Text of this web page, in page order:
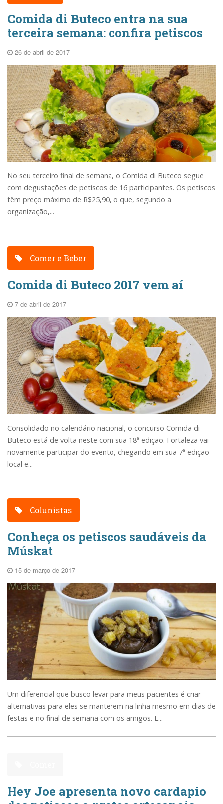
Comida di Buteco entra na sua
terceira semana: confira petiscos
26 de abril de 2017
No seu terceiro final de semana, o Comida di Buteco segue
com degustações de petiscos de 16 participantes. Os petiscos
têm preço máximo de R$25,90, o que, segundo a
organização,...
Comer e Beber
Comida di Buteco 2017 vem aí
7 de abril de 2017
Consolidado no calendário nacional, o concurso Comida di
Buteco está de volta neste com sua 18ª edição. Fortaleza vai
novamente participar do evento, chegando em sua 7ª edição
local e...
Colunistas
Conheça os petiscos saudáveis da
Múskat
15 de março de 2017
Um diferencial que busco levar para meus pacientes é criar
alternativas para eles se manterem na linha mesmo em dias de
festas e no final de semana com os amigos. E...
Hey Joe apresenta novo cardapio